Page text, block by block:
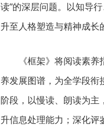
读”的深层问题。以知导
升至人格塑造与精神成长
《框架》将阅读素养
养发展图谱，为全学段
阶段，以慢读、朗读为
升信息处理能力；深化